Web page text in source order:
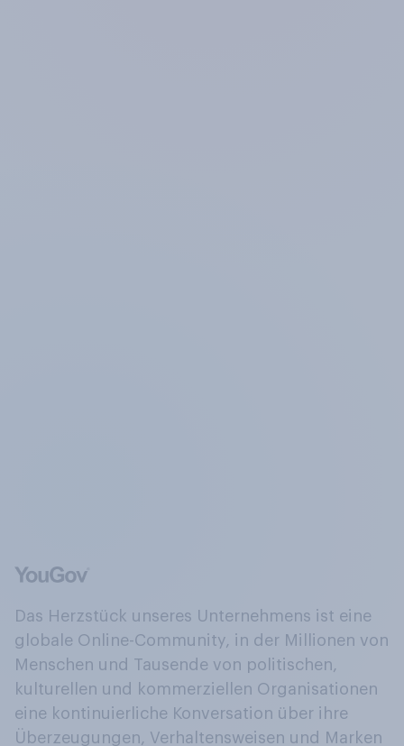
Das Herzstück unseres Unternehmens ist eine
globale Online-Community, in der Millionen von
Menschen und Tausende von politischen,
kulturellen und kommerziellen Organisationen
eine kontinuierliche Konversation über ihre
Überzeugungen, Verhaltensweisen und Marken